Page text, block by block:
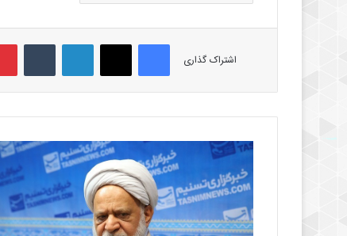
اشتراک گذاری
فیس بوک لینکدین
آ
ت‌
ل
ل